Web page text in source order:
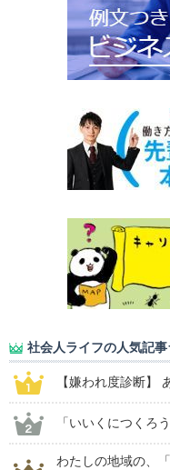
社会人ライフの人気記
【嫌われ度診断】
「いいくにつく
わたしの地域の、